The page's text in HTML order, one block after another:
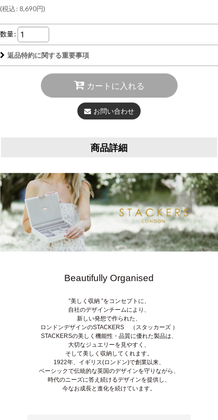
(税込: 8,690円)
数量:
返品特約に関する重要事項
カートに入れる
お問い合わせ
商品詳細
Beautifully Organised
”美しく収納 ”をコンセプトに、
自社のデザインチームにより、
新しい発想で作られた、
ロンドンデザインのSTACKERS （スタッカーズ ）
STACKERSの美しく機能性・品質に優れた製品は、
大切なジュエリーを見やすく、
そして美しく収納してくれます。
1922年、イギリス(ロンドン)で創業以来、
ベーシックで伝統的な英国のデザインを守りながら、
時代のニーズに答え続けるデザインを提供し、
今なお成長と進化を続けています。